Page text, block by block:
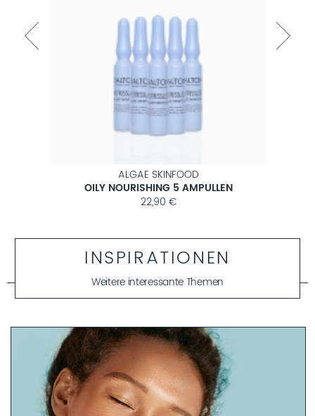
ALGAE SKINFOOD
OILY NOURISHING 5 AMPULLEN
22,90 €
INSPIRATIONEN
Weitere interessante Themen